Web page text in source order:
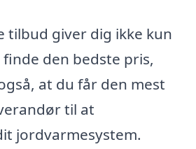
tilbud giver dig ikke kun
den bedste pris,
at du får den mest
til at
jordvarmesystem.